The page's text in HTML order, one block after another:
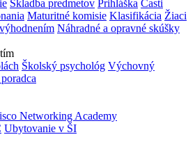
Skladba predmetov Prihláška Časti
Maturitné komisie Klasifikácia Žiaci
Náhradné a opravné skúšky
Školský psychológ Výchovný
Networking Academy
Ubytovanie v ŠI